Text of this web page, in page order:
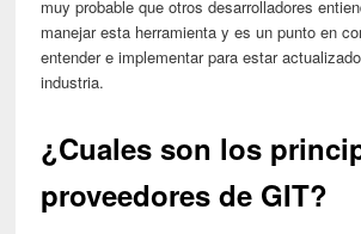
muy probable que otros desarrolladores
manejar esta herramienta y es un punto en
entender e implementar para estar
industria.
¿Cuales son los
proveedores de GIT?